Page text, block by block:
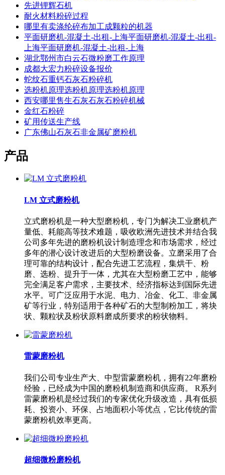
先进锂辉石机
耐火材料粉碎过程
哪里有卖涤纶碎布加工成颗粒的机器
平面研磨机-混凝土-出租-上海平面研磨机-混凝土-出租-
上海平面研磨机-混凝土-出租-上海
湖北鄂州市白云石微粉磨工作原理
成都大宏力粉碎设备报价
蛇纹石重钙石灰石粉碎机
选粉机原理选粉机原理选粉机原理
西安哪里售生石灰石灰石粉碎机械
金红石粉碎
矿用传送生产线
广东佛山石灰石非金属矿磨粉机
产品
LM 立式磨粉机
立式磨粉机是一种大型磨粉机，专门为解决工业磨机产
量低、耗能高等技术难题，吸收欧洲先进技术并结合我
公司多年先进的磨粉机设计制造理念和市场需求，经过
多年的潜心设计改进后的大型粉磨设备。立磨采用了合
理可靠的结构设计，配合先进工艺流程，集烘干、粉
磨、选粉、提升于一体，尤其在大型粉磨工艺中，能够
完全满足客户需求，主要技术、经济指标达到国际先进
水平。可广泛应用于水泥、电力、冶金、化工、非金属
矿等行业，特别适用于各种矿石的大型制粉加工，将块
状、颗粒状及粉状原料磨成所要求的粉状物料。
雷蒙磨粉机
我们公司专业生产大、中型雷蒙磨粉机，拥有22年磨粉
经验，已经成为中国的磨粉机制造商和供应商。 R系列
雷蒙磨粉机是经过我们的专家优化升级改造，具有低损
耗、投资小、环保、占地面积小等优点，它比传统的雷
蒙磨粉机效率更高。
超细微粉磨粉机